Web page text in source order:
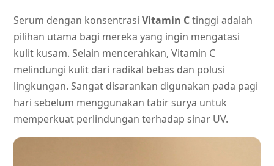
Serum dengan konsentrasi Vitamin Ctinggi adalah
pilihan utama bagi mereka yang ingin mengatasi
kulit kusam. Selain mencerahkan, Vitamin C
melindungi kulit dari radikal bebas dan polusi
lingkungan. Sangat disarankan digunakan pada pagi
hari sebelum menggunakan tabir surya untuk
memperkuat perlindungan terhadap sinar UV.